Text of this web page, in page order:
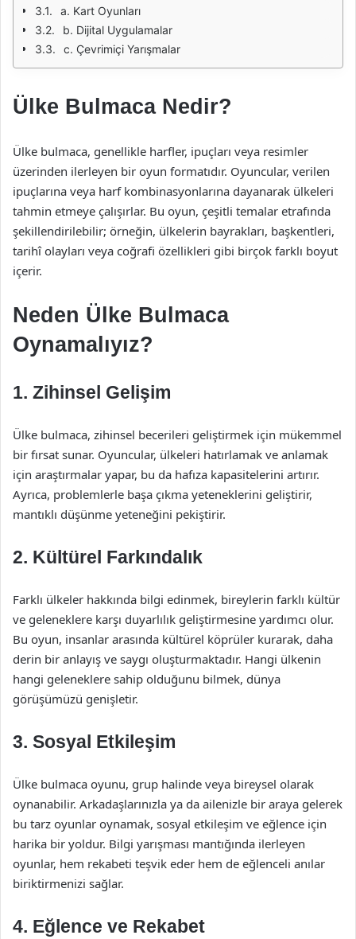
a. Kart Oyunları
b. Dijital Uygulamalar
c. Çevrimiçi Yarışmalar
Ülke Bulmaca Nedir?
Ülke bulmaca, genellikle harfler, ipuçları veya resimler
üzerinden ilerleyen bir oyun formatıdır. Oyuncular, verilen
ipuçlarına veya harf kombinasyonlarına dayanarak ülkeleri
tahmin etmeye çalışırlar. Bu oyun, çeşitli temalar etrafında
şekillendirilebilir; örneğin, ülkelerin bayrakları, başkentleri,
tarihî olayları veya coğrafi özellikleri gibi birçok farklı boyut
içerir.
Neden Ülke Bulmaca
Oynamalıyız?
1. Zihinsel Gelişim
Ülke bulmaca, zihinsel becerileri geliştirmek için mükemmel
bir fırsat sunar. Oyuncular, ülkeleri hatırlamak ve anlamak
için araştırmalar yapar, bu da hafıza kapasitelerini artırır.
Ayrıca, problemlerle başa çıkma yeteneklerini geliştirir,
mantıklı düşünme yeteneğini pekiştirir.
2. Kültürel Farkındalık
Farklı ülkeler hakkında bilgi edinmek, bireylerin farklı kültür
ve geleneklere karşı duyarlılık geliştirmesine yardımcı olur.
Bu oyun, insanlar arasında kültürel köprüler kurarak, daha
derin bir anlayış ve saygı oluşturmaktadır. Hangi ülkenin
hangi geleneklere sahip olduğunu bilmek, dünya
görüşümüzü genişletir.
3. Sosyal Etkileşim
Ülke bulmaca oyunu, grup halinde veya bireysel olarak
oynanabilir. Arkadaşlarınızla ya da ailenizle bir araya gelerek
bu tarz oyunlar oynamak, sosyal etkileşim ve eğlence için
harika bir yoldur. Bilgi yarışması mantığında ilerleyen
oyunlar, hem rekabeti teşvik eder hem de eğlenceli anılar
biriktirmenizi sağlar.
4. Eğlence ve Rekabet